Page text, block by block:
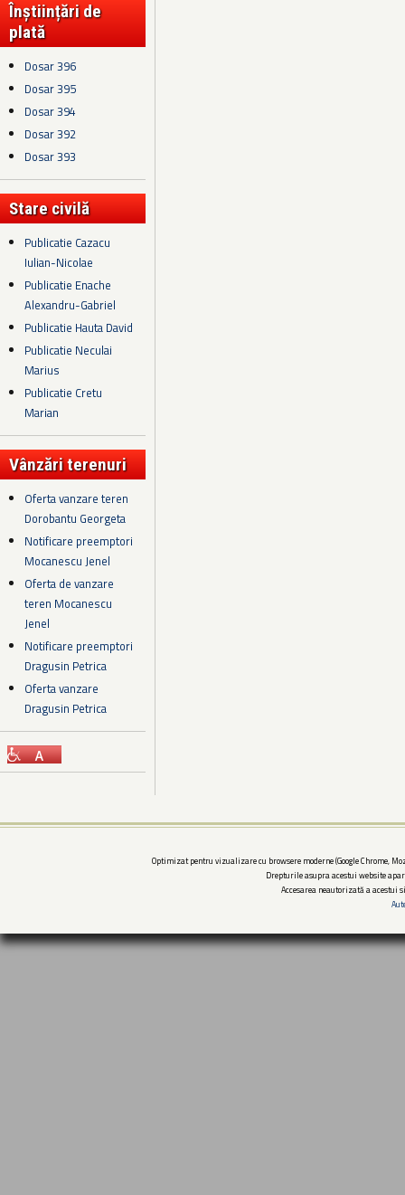
Înștiințări de
plată
Dosar 396
Dosar 395
Dosar 394
Dosar 392
Dosar 393
Stare civilă
Publicatie Cazacu
Iulian-Nicolae
Publicatie Enache
Alexandru-Gabriel
Publicatie Hauta David
Publicatie Neculai
Marius
Publicatie Cretu
Marian
Vânzări terenuri
Oferta vanzare teren
Dorobantu Georgeta
Notificare preemptori
Mocanescu Jenel
Oferta de vanzare
teren Mocanescu
Jenel
Notificare preemptori
Dragusin Petrica
Oferta vanzare
Dragusin Petrica
Optimizat pentru vizualizare cu browsere moderne (Google Chrome,
Drepturile asupra acestui website
Accesarea neautorizată a acestui